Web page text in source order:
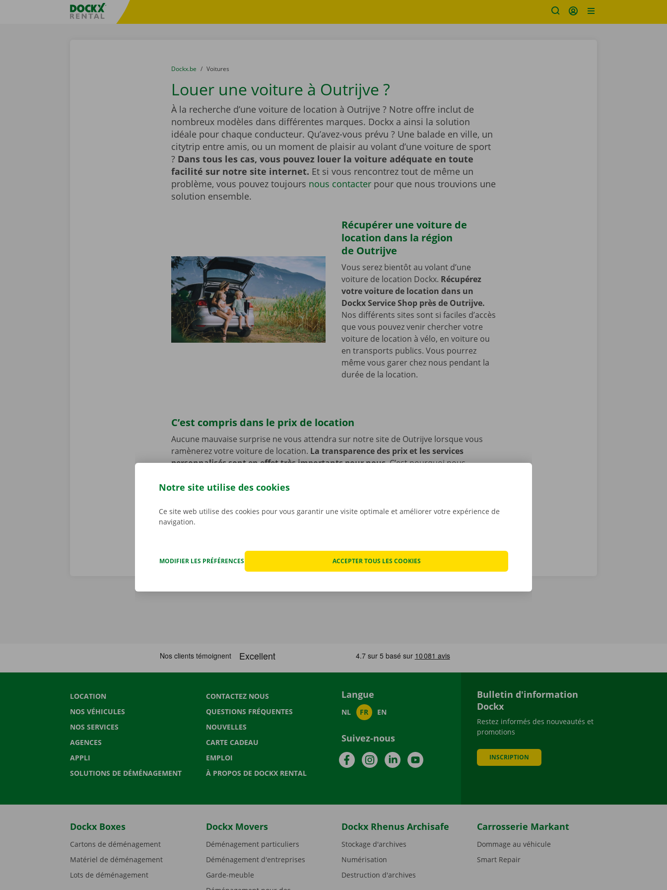
sitename
You are here:
du
Dockx.be to
Voitures
Louer une voiture à Outrijve ?
À la recherche d’une voiture de location à Outrijve ? Notre offre inclut de
nombreux modèles dans différentes marques. Dockx a ainsi la solution
idéale pour chaque conducteur. Qu’avez-vous prévu ? Une balade en ville, un
citytrip entre amis, ou un moment de plaisir au volant d’une voiture de sport
? Dans tous les cas, vous pouvez louer la voiture adéquate en toute
facilité sur notre site internet. Et si vous rencontrez tout de même un
problème, vous pouvez toujours nous contacterpour que nous trouvions une
solution ensemble.
Récupérer une voiture de
location dans la région
de Outrijve
Vous serez bientôt au volant d’une
voiture de location Dockx. Récupérez
votre voiture de location dans un
Dockx Service Shop près de Outrijve.
Nos différents sites sont si faciles d’accès
que vous pouvez venir chercher votre
voiture de location à vélo, en voiture ou
en transports publics. Vous pourrez
même vous garer chez nous pendant la
durée de la location.
C’est compris dans le prix de location
Aucune mauvaise surprise ne vous attendra sur notre site de Outrijve lorsque vous
ramènerez votre voiture de location. La transparence des prix et les services
personnalisés sont en effet très importants pour nous. C’est pourquoi nous
problème technique, vous profitez d’un service de dépannage disponible 24 h/24 et 7
LOCATION
NOS VÉHICULES
NOS SERVICES
AGENCES
APPLI
SOLUTIONS DE DÉMÉNAGEMENT
CONTACTEZ NOUS
QUESTIONS FRÉQUENTES
NOUVELLES
CARTE CADEAU
EMPLOI
À PROPOS DE DOCKX RENTAL
Langue
NL FR EN
Suivez-nous
FacebookInstagramLinkedInYouTube
Bulletin d'information
Dockx
Restez informés des nouveautés et
promotions
INSCRIPTION
Dockx Boxes
Cartons de déménagement
Matériel de déménagement
Lots de déménagement
Dockx Movers
Déménagement particuliers
Déménagement d'entreprises
Garde-meuble
Dockx Rhenus Archisafe
Stockage d'archives
Numérisation
Destruction d'archives
Carrosserie Markant
Dommage au véhicule
Smart Repair
Notre site utilise des cookies
Ce site web utilise des cookies pour vous garantir une visite optimale et améliorer votre expérience de
navigation.
MODIFIER LES PRÉFÉRENCES ACCEPTER TOUS LES COOKIES